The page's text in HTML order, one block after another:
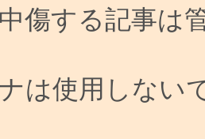
傷する記事は
は使用しない